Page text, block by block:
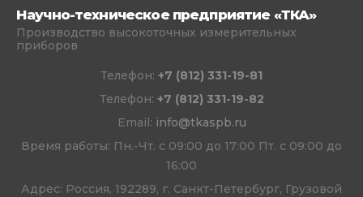
Научно-техническое предприятие «ТКА»
Производство высокоточных измерительных
приборов
Телефон: +7 (812) 331-19-81
Телефон: +7 (812) 331-19-82
Email: info@tkaspb.ru
Время работы: Пн.-Чт. с 09:00 до 17:00 Пт. с 09:00 до
16:00
Адрес: Россия, 192289, г. Санкт-Петербург, Грузовой